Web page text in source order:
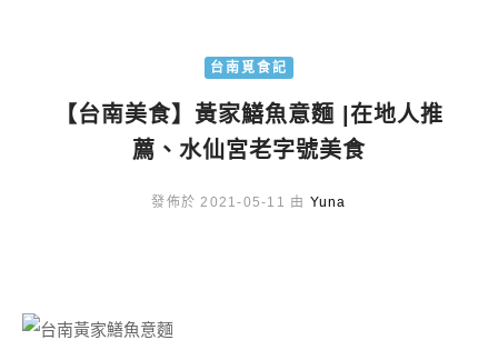
台南覓食記
【台南美食】黃家鱔魚意麵 |在地人推
薦、水仙宮老字號美食
發佈於 2021-05-11 由 Yuna